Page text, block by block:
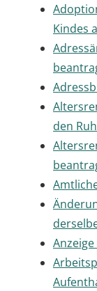
Kindes
den